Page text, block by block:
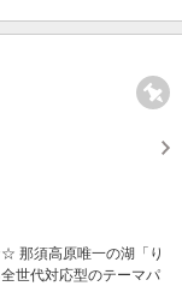
須高原唯一の湖「り
世代対応型のテーマパ